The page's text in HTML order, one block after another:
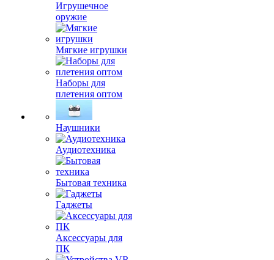
Игрушечное
оружие
Мягкие игрушки
Наборы для
плетения оптом
Наушники
Аудиотехника
Бытовая техника
Гаджеты
Аксессуары для
ПК